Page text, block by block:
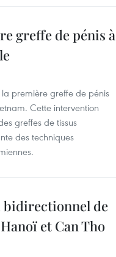
greffe de pénis à
la première greffe de pénis
Cette intervention
greffes de tissus
des techniques
bidirectionnel de
et Can Tho